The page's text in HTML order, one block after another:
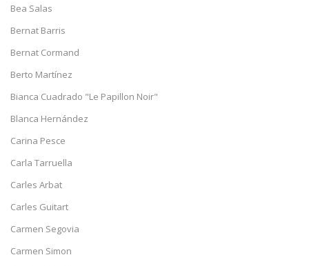
Bea Salas
Bernat Barris
Bernat Cormand
Berto Martínez
Bianca Cuadrado "Le Papillon Noir"
Blanca Hernández
Carina Pesce
Carla Tarruella
Carles Arbat
Carles Guitart
Carmen Segovia
Carmen Simon